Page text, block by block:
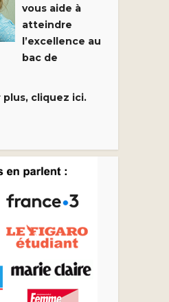
vous aide à
atteindre
l’excellence au
bac de
plus, cliquez ici.